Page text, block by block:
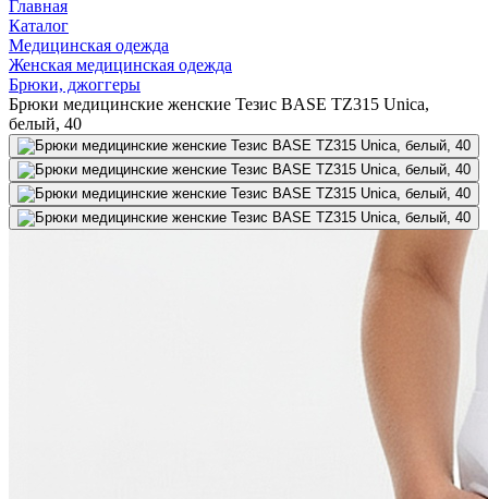
Главная
Каталог
Медицинская одежда
Женская медицинская одежда
Брюки, джоггеры
Брюки медицинские женские Тезис BASE TZ315 Unica,
белый, 40